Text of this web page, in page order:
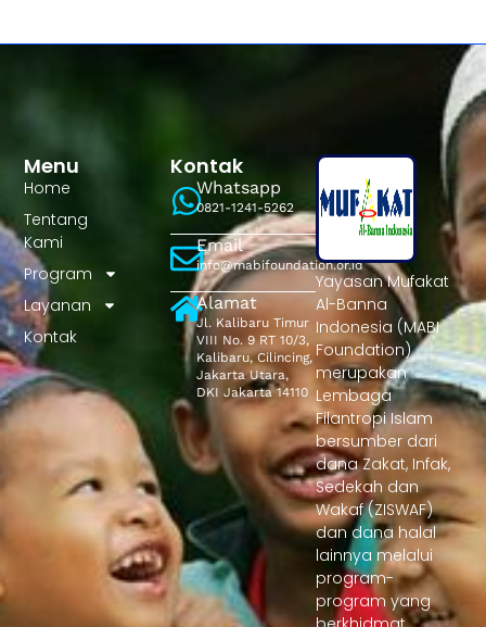
Menu
Home
Tentang
Kami
Program
Layanan
Kontak
Kontak
Whatsapp
0821-1241-5262
Email
info@mabifoundation.or.id
Alamat
Jl. Kalibaru Timur
VIII No. 9 RT 10/3,
Kalibaru, Cilincing,
Jakarta Utara,
DKI Jakarta 14110
Yayasan Mufakat
Al-Banna
Indonesia (MABI
Foundation)
merupakan
Lembaga
Filantropi Islam
bersumber dari
dana Zakat, Infak,
Sedekah dan
Wakaf (ZISWAF)
dan dana halal
lainnya melalui
program-
program yang